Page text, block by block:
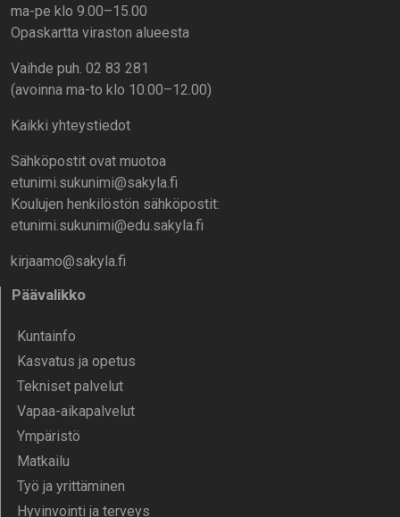
ma-pe klo 9.00–15.00
Opaskartta viraston alueesta
Vaihde puh. 02 83 281
(avoinna ma-to klo 10.00–12.00)
Kaikki yhteystiedot
Sähköpostit ovat muotoa
etunimi.sukunimi@sakyla.fi
Koulujen henkilöstön sähköpostit:
etunimi.sukunimi@edu.sakyla.fi
kirjaamo@sakyla.fi
Päävalikko
Kunta­info
Kasvatus ja opetus
Tekniset palvelut
Vapaa-aika­palvelut
Ympä­ristö
Mat­kailu
Työ ja yrittä­minen
Hyvinvointi ja terveys